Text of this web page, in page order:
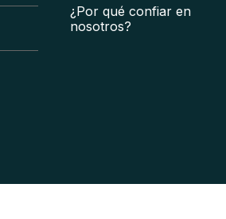
¿Por qué confiar en
nosotros?